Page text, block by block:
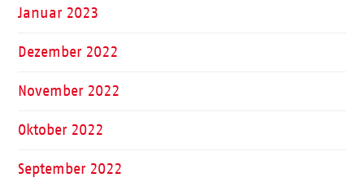
Januar 2023
Dezember 2022
November 2022
Oktober 2022
September 2022